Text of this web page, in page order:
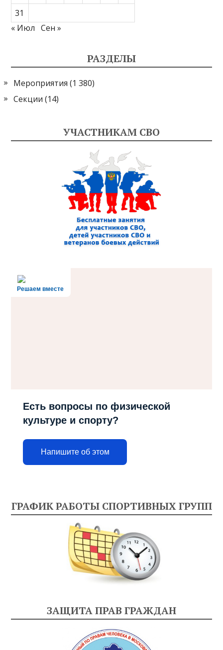
31
« Июл
Сен »
РАЗДЕЛЫ
Мероприятия (1 380)
Секции (14)
УЧАСТНИКАМ СВО
Решаем вместе
Есть вопросы по физической
культуре и спорту?
Напишите об этом
ГРАФИК РАБОТЫ СПОРТИВНЫХ ГРУПП
ЗАЩИТА ПРАВ ГРАЖДАН